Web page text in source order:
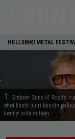
HELLSINKI METAL
1. Entinen Guns N’ Roses -
ettei häntä juuri bändin
tiennyt siitä mitään